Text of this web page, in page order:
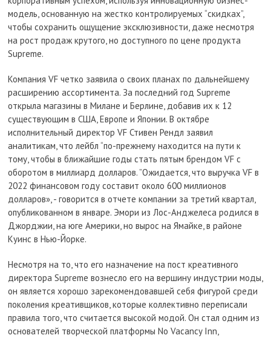
модель, основанную на жестко контролируемых “скидках”,
чтобы сохранить ощущение эксклюзивности, даже несмотря
на рост продаж крутого, но доступного по цене продукта
Supreme.
Компания VF четко заявила о своих планах по дальнейшему
расширению ассортимента. За последний год Supreme
открыла магазины в Милане и Берлине, добавив их к 12
существующим в США, Европе и Японии. В октябре
исполнительный директор VF Стивен Рендл заявил
аналитикам, что лейбл “по-прежнему находится на пути к
тому, чтобы в ближайшие годы стать пятым брендом VF с
оборотом в миллиард долларов. ”Ожидается, что выручка VF в
2022 финансовом году составит около 600 миллионов
долларов», - говорится в отчете компании за третий квартал,
опубликованном в январе. Эмори из Лос-Анджелеса родился в
Джорджии, на юге Америки, но вырос на Ямайке, в районе
Куинс в Нью-Йорке.
Несмотря на то, что его назначение на пост креативного
директора Supreme вознесло его на вершину индустрии моды,
он является хорошо зарекомендовавшей себя фигурой среди
поколения креативщиков, которые коллективно переписали
правила того, что считается высокой модой. Он стал одним из
основателей творческой платформы No Vacancy Inn,